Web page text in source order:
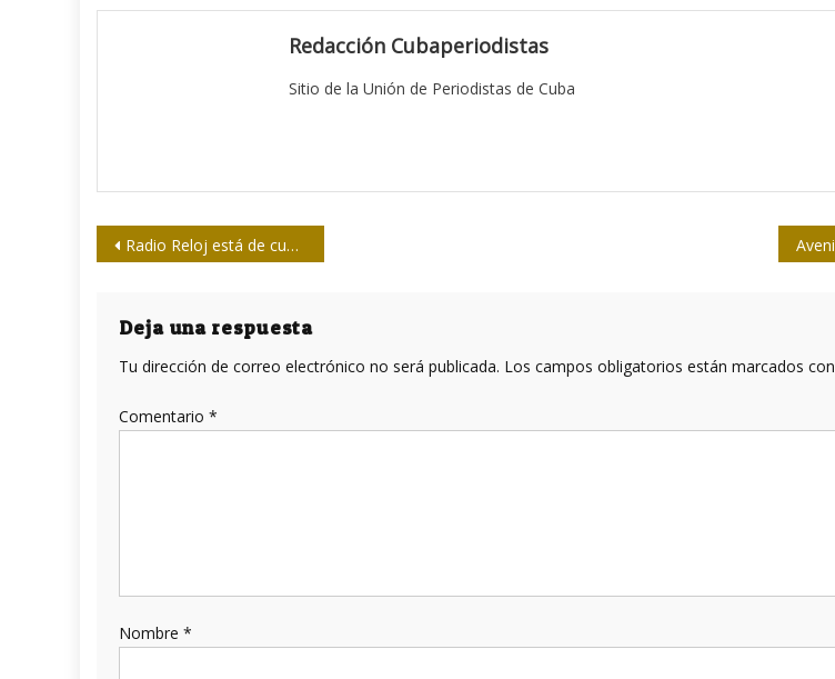
Redacción Cubaperiodistas
Sitio de la Unión de Periodistas de Cuba
Navegación
entradas
Radio Reloj está de cumple
Deja una respuesta
Tu dirección de correo electrónico no será publicada. Los campos obligatorios están marcados con
Comentario *
Nombre *